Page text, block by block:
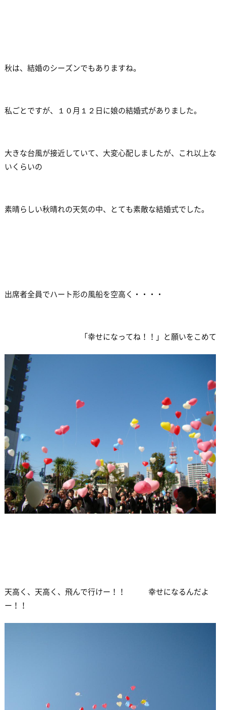
秋は、結婚のシーズンでもありますね。
私ごとですが、１０月１２日に娘の結婚式がありました。
大きな台風が接近していて、大変心配しましたが、これ以上な
いくらいの
素晴らしい秋晴れの天気の中、とても素敵な結婚式でした。
出席者全員でハート形の風船を空高く・・・・
「幸せになってね！！」と願いをこめて
天高く、天高く、飛んで行けー！！ 幸せになるんだよ
ー！！